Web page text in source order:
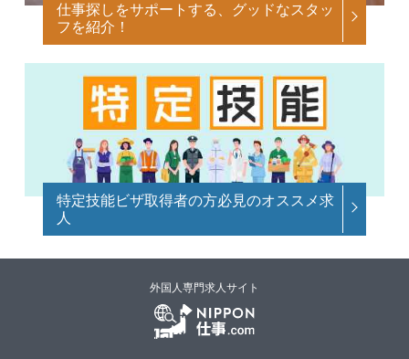
仕事探しをサポートする、グッドなスタッ
フを紹介！
特定技能ビザ取得者の方必見のオススメ求
人
外国人専門求人サイト